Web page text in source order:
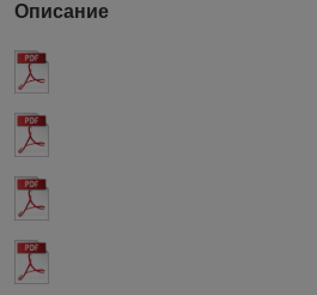
Описание